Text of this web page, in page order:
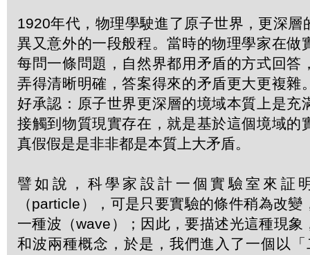
1920年代，物理學駛進了原子世界，更深層
異又意外的一段般程。當時的物理學家在做
每問一條問題，自然界都用矛盾的方式回答
弄得清晰明確，答案得來的矛盾更大更複雜
好承認：原子世界更深層的境域本質上是充
接觸到物質現實存在，就是基於這個境域的
真假假是是非非都是本質上大矛盾。
譬如說，科學家設計一個實驗室來証
（particle），可是只要實驗的條件稍為改
一種波（wave）；因此，要描述光這種現象
和波兩種概念，於是，我們進入了一個以